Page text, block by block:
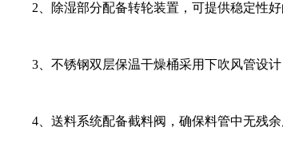
2、除湿部分配备转轮装置，可提供稳定性好
3、不锈钢双层保温干燥桶采用下吹风管设计
4、送料系统配备截料阀，确保料管中无残余